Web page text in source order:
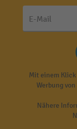
E-Mail
Mit einem
Werbung
Nähere